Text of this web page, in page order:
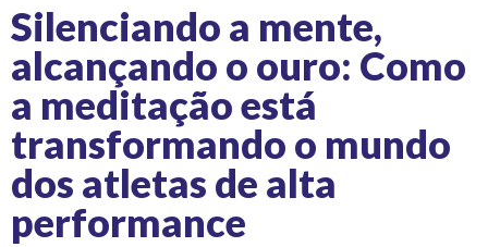
Silenciando a mente,
alcançando o ouro: Como
a meditação está
transformando o mundo
dos atletas de alta
performance